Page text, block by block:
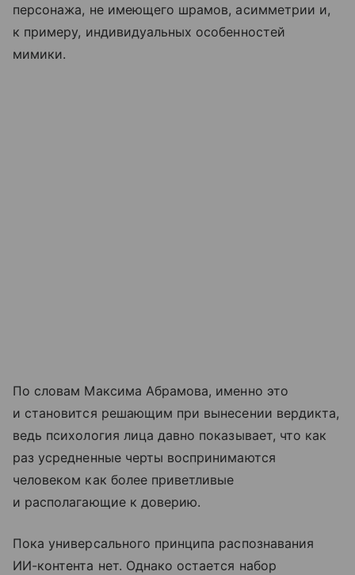
персонажа, не имеющего шрамов, асимметрии и,
к примеру, индивидуальных особенностей
мимики.
По словам Максима Абрамова, именно это
и становится решающим при вынесении вердикта,
ведь психология лица давно показывает, что как
раз усредненные черты воспринимаются
человеком как более приветливые
и располагающие к доверию.
Пока универсального принципа распознавания
ИИ-контента нет. Однако остается набор